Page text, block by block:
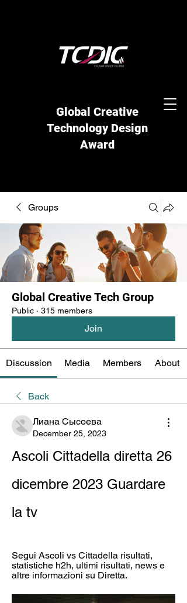
Global Creative
Technology Design
Award
Groups
Global Creative Tech Group
Public · 315 members
Join
Discussion Media Members About
Back
Лиана Сысоева
December 25, 2023
Ascoli Cittadella diretta 26
dicembre 2023 Guardare
la tv
Segui Ascoli vs Cittadella risultati,
statistiche h2h, ultimi risultati, news e
altre informazioni su Diretta.